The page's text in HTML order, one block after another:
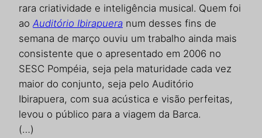
rara criatividade e inteligência musical. Quem foi
ao Auditório Ibirapuera num desses fins de
semana de março ouviu um trabalho ainda mais
consistente que o apresentado em 2006 no
SESC Pompéia, seja pela maturidade cada vez
maior do conjunto, seja pelo Auditório
Ibirapuera, com sua acústica e visão perfeitas,
levou o público para a viagem da Barca.
(…)